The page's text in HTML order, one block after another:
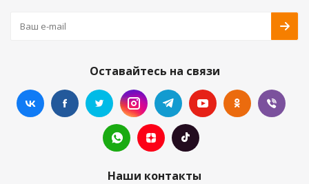
Оставайтесь на связи
Наши контакты